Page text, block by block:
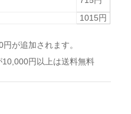
1015円
が追加されます。
10,000円以上は送料無料